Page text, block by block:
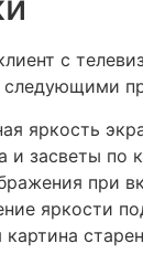
с
следующими
яркость
и засветы по
при
яркости